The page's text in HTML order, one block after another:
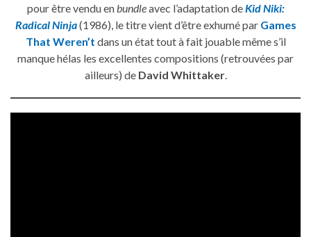
pour être vendu en bundleavec l’adaptation de Kid Niki:
Radical Ninja(1986), le titre vient d’être exhumé par Games
That Weren’t dans un état tout à fait jouable même s’il
manque hélas les excellentes compositions (retrouvées par
ailleurs) de David Whittaker.